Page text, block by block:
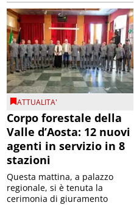
ATTUALITA'
Corpo forestale della
Valle d’Aosta: 12 nuovi
agenti in servizio in 8
stazioni
Questa mattina, a palazzo
regionale, si è tenuta la
cerimonia di giuramento